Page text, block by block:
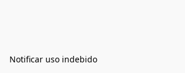
Notificar uso indebido